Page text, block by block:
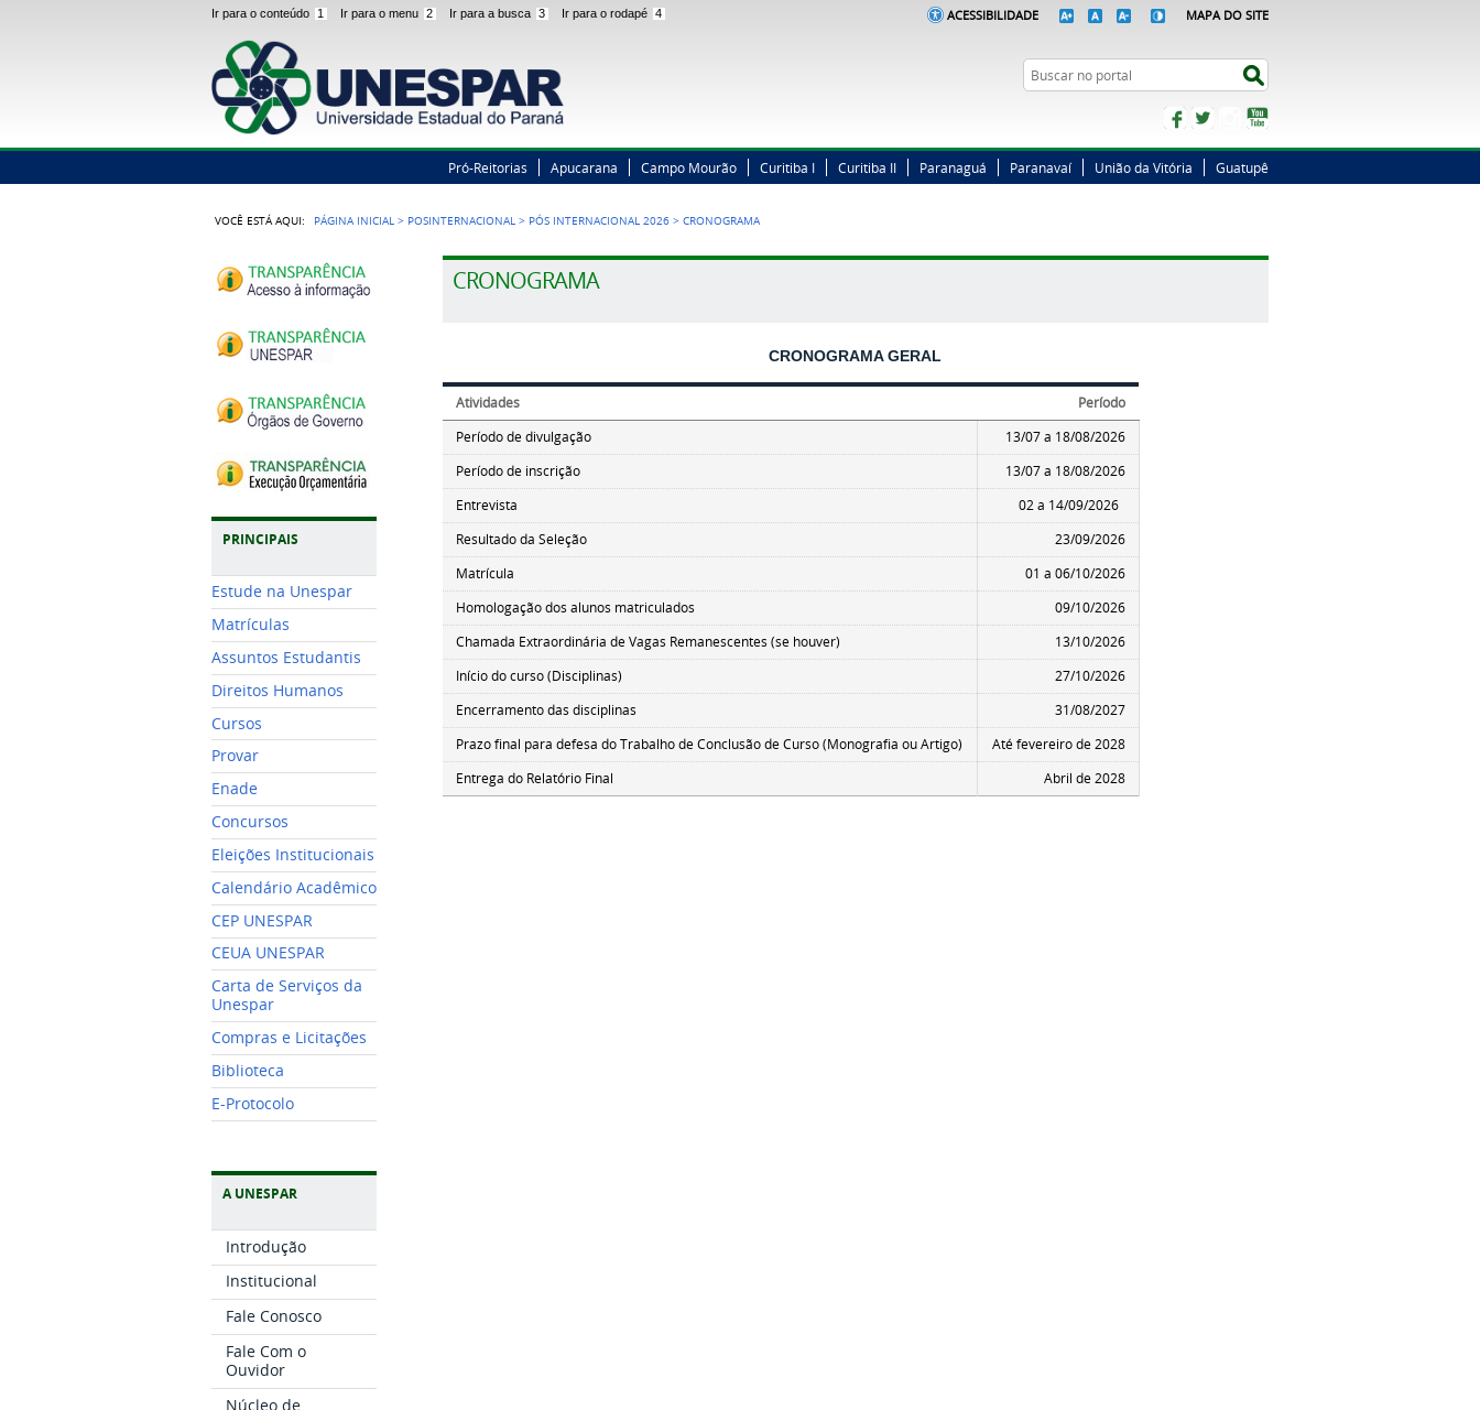
Ir para o conteúdo 1 Ir para o menu 2 Ir para a busca 3 Ir para o rodapé 4 ACESSIBILIDADE MAPA DO SITE
Busca
FacebookTwitterInstagram
Pró-Reitorias Apucarana Campo Mourão Curitiba I Curitiba II Paranaguá Paranavaí União da Vitória Guatupê
VOCÊ ESTÁ AQUI: PÁGINA INICIAL > POSINTERNACIONAL > PÓS INTERNACIONAL 2026 >CRONOGRAMA
PRINCIPAIS
Estude na Unespar
Matrículas
Assuntos Estudantis
Direitos Humanos
Cursos
Provar
Enade
Concursos
Eleições Institucionais
Calendário Acadêmico
CEP UNESPAR
CEUA UNESPAR
Carta de Serviços da
Unespar
Compras e Licitações
Biblioteca
E-Protocolo
A UNESPAR
Introdução
Institucional
Fale Conosco
Fale Com o
Ouvidor
Núcleo de
CRONOGRAMA
CRONOGRAMA GERAL
Atividades
Período
Período de divulgação
13/07 a 18/08/2026
Período de inscrição
13/07 a 18/08/2026
Entrevista
02 a 14/09/2026
Resultado da Seleção
23/09/2026
Matrícula
01 a 06/10/2026
Homologação dos alunos matriculados
09/10/2026
Chamada Extraordinária de Vagas Remanescentes (se houver)
13/10/2026
Início do curso (Disciplinas)
27/10/2026
Encerramento das disciplinas
31/08/2027
Prazo final para defesa do Trabalho de Conclusão de Curso (Monografia ou Artigo)
Até fevereiro de 2028
Entrega do Relatório Final
Abril de 2028